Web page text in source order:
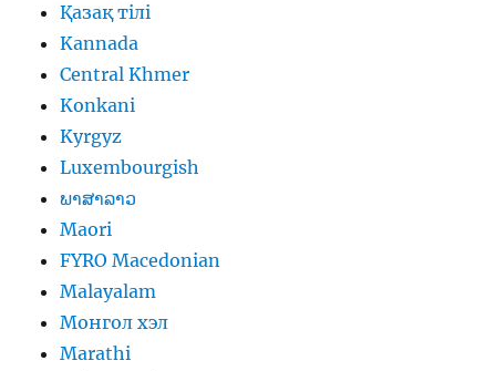
Қазақ тілі
Kannada
Central Khmer
Konkani
Kyrgyz
Luxembourgish
ພາສາລາວ
Maori
FYRO Macedonian
Malayalam
Монгол хэл
Marathi